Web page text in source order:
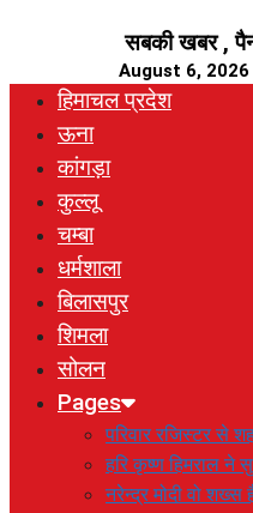
content
सबकी खबर ,
August 6,
हिमाचल प्रदेश
ऊना
कांगड़ा
कुल्लू
चम्बा
धर्मशाला
बिलासपुर
शिमला
सोलन
Pages
परिवार रजिस्टर से
हरि कृष्ण हिमराल ने
नरेन्द्र मोदी वो शख्स